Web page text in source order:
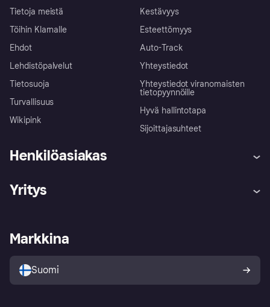
Tietoja meistä
Töihin Klarnalle
Ehdot
Lehdistöpalvelut
Tietosuoja
Turvallisuus
Wikipink
Kestävyys
Esteettömyys
Auto-Track
Yhteystiedot
Yhteystiedot viranomaisten
tietopyynnöille
Hyvä hallintotapa
Sijoittajasuhteet
Henkilöasiakas
Ohje
Kirjaudu sisään
Tutustu kauppoihin
Ostajan turva
Yritys
Kirjaudu sisään yrityksenä
Markkina
Suomi